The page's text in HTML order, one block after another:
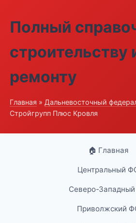
Полный
строительству
ремонту
Главная » Дальневосточный
Стройгрупп Плюс Кровля
🏠 Главная
Центральный
Северо-
Приволжский